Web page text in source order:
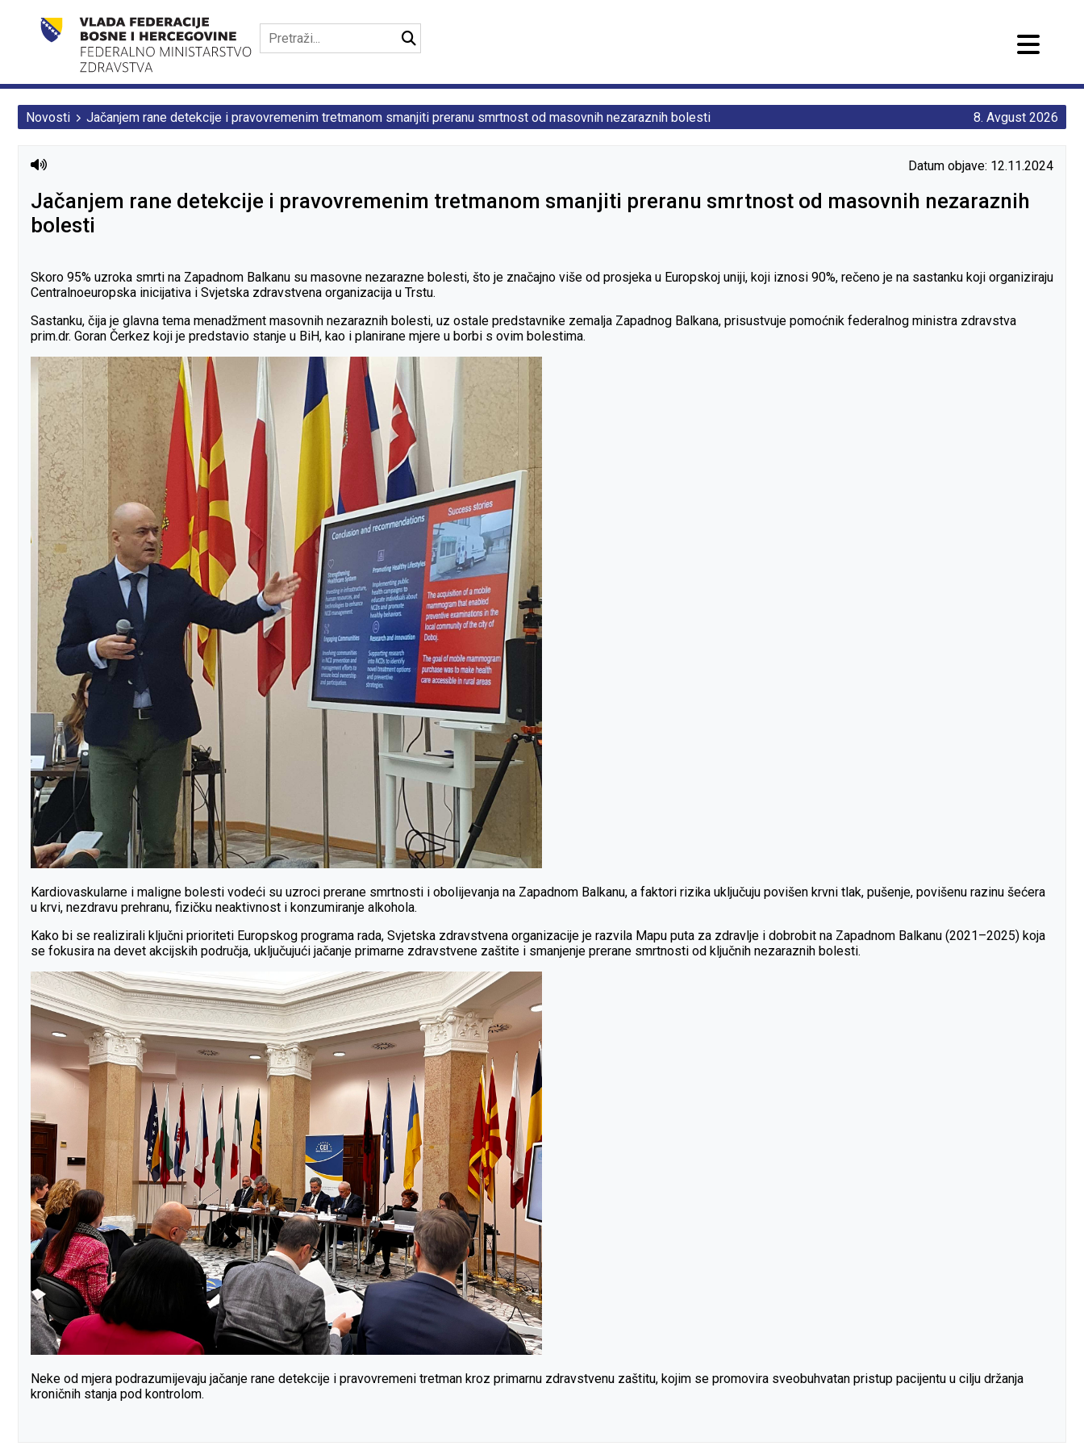
Novosti Jačanjem rane detekcije i pravovremenim tretmanom smanjiti preranu smrtnost od masovnih nezaraznih bolesti 8. Avgust 2026
Datum objave: 12.11.2024
Jačanjem rane detekcije i pravovremenim tretmanom smanjiti preranu smrtnost od masovnih nezaraznih
bolesti
Skoro 95% uzroka smrti na Zapadnom Balkanu su masovne nezarazne bolesti, što je značajno više od prosjeka u Europskoj uniji, koji iznosi 90%, rečeno je na sastanku koji organiziraju
Centralnoeuropska inicijativa i Svjetska zdravstvena organizacija u Trstu.
Sastanku, čija je glavna tema menadžment masovnih nezaraznih bolesti, uz ostale predstavnike zemalja Zapadnog Balkana, prisustvuje pomoćnik federalnog ministra zdravstva
prim.dr. Goran Čerkez koji je predstavio stanje u BiH, kao i planirane mjere u borbi s ovim bolestima.
Kardiovaskularne i maligne bolesti vodeći su uzroci prerane smrtnosti i obolijevanja na Zapadnom Balkanu, a faktori rizika uključuju povišen krvni tlak, pušenje, povišenu razinu šećera
u krvi, nezdravu prehranu, fizičku neaktivnost i konzumiranje alkohola.
Kako bi se realizirali ključni prioriteti Europskog programa rada, Svjetska zdravstvena organizacije je razvila Mapu puta za zdravlje i dobrobit na Zapadnom Balkanu (2021–2025) koja
se fokusira na devet akcijskih područja, uključujući jačanje primarne zdravstvene zaštite i smanjenje prerane smrtnosti od ključnih nezaraznih bolesti.
Neke od mjera podrazumijevaju jačanje rane detekcije i pravovremeni tretman kroz primarnu zdravstvenu zaštitu, kojim se promovira sveobuhvatan pristup pacijentu u cilju držanja
kroničnih stanja pod kontrolom.